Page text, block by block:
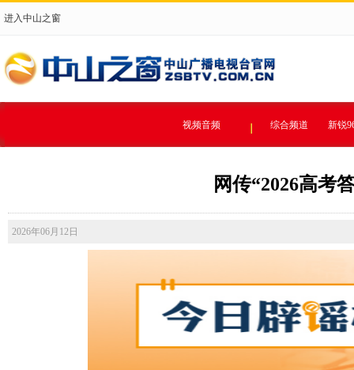
进入中山之窗
视频音频 综合频道 新锐
网传“2026高考
2026年06月12日